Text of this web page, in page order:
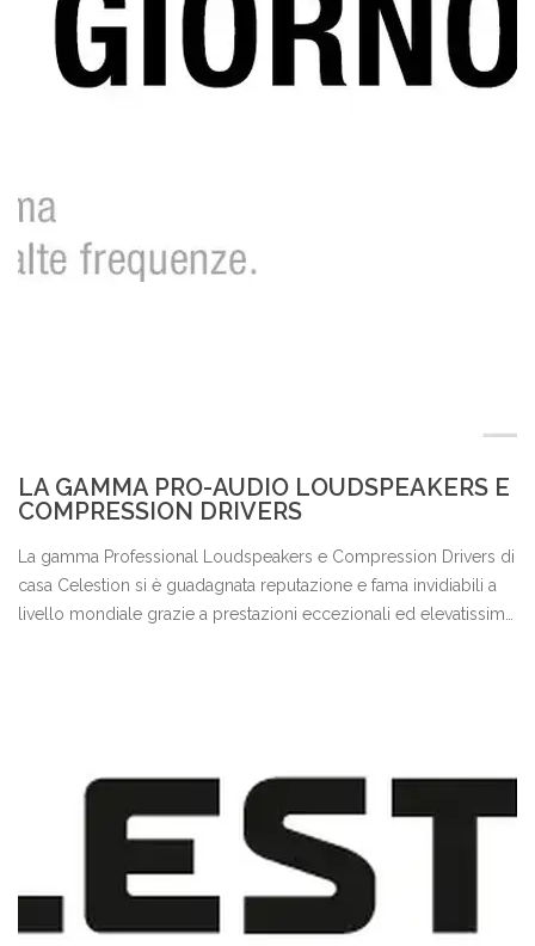
LA GAMMA PRO-AUDIO LOUDSPEAKERS E
COMPRESSION DRIVERS
La gamma Professional Loudspeakers e Compression Drivers di
casa Celestion si è guadagnata reputazione e fama invidiabili a
livello mondiale grazie a prestazioni eccezionali ed elevatissima